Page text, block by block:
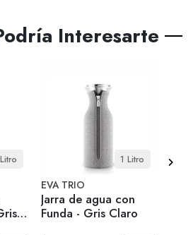
Interesarte
1 Litro
EVA TRIO
Jarra de agua con
Funda - Gris Claro